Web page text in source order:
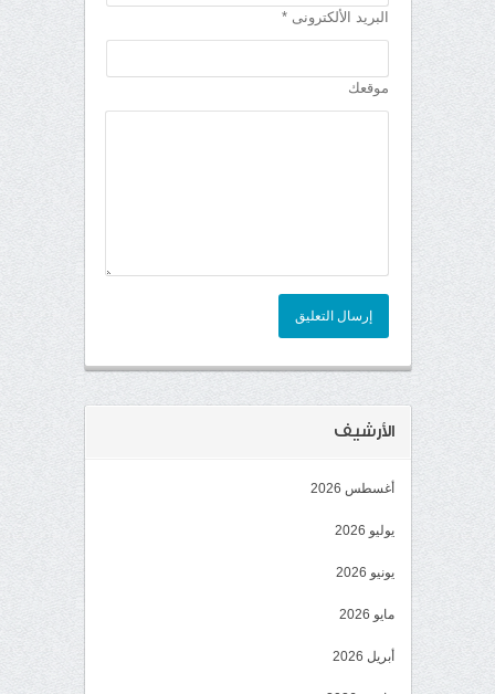
البريد الألكترونى *
موقعك
إرسال التعليق
الأرشيف
أغسطس 2026
يوليو 2026
يونيو 2026
مايو 2026
أبريل 2026